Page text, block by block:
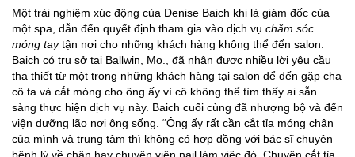
Một trải nghiệm xúc động của Denise Baich khi là giám đốc của
một spa, dẫn đến quyết định tham gia vào dịch vụ chăm sóc
móng taytận nơi cho những khách hàng không thể đến salon.
Baich có trụ sở tại Ballwin, Mo., đã nhận được nhiều lời yêu cầu
tha thiết từ một trong những khách hàng tại salon để đến gặp cha
cô ta và cắt móng cho ông ấy vì cô không thể tìm thấy ai sẵn
sàng thực hiện dịch vụ này. Baich cuối cùng đã nhượng bộ và đến
viện dưỡng lão nơi ông sống. “Ông ấy rất cần cắt tỉa móng chân
của mình và trung tâm thì không có hợp đồng với bác sĩ chuyên
bệnh lý về chân hay chuyên viên nail làm việc đó. Chuyện cắt tỉa